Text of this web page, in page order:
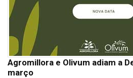
Agromillora e Olivum adiam a
março